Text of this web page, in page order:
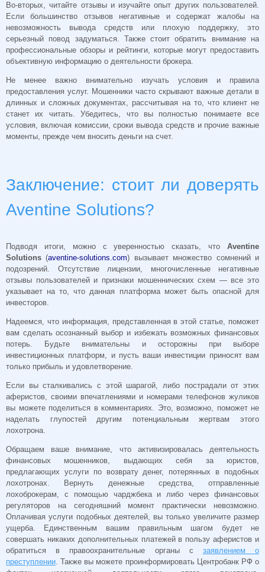
Во-вторых, читайте отзывы и изучайте опыт других пользователей.
Если большинство отзывов негативные и содержат жалобы на
невозможность вывода средств или плохую поддержку, это
серьезный повод задуматься. Также стоит обратить внимание на
профессиональные обзоры и рейтинги, которые могут предоставить
объективную информацию о деятельности брокера.
Не менее важно внимательно изучать условия и правила
предоставления услуг. Мошенники часто скрывают важные детали в
длинных и сложных документах, рассчитывая на то, что клиент не
станет их читать. Убедитесь, что вы полностью понимаете все
условия, включая комиссии, сроки вывода средств и прочие важные
моменты, прежде чем вносить деньги на счет.
Заключение: стоит ли доверять
Aventine Solutions?
Подводя итоги, можно с уверенностью сказать, что Aventine
Solutions (aventine-solutions.com) вызывает множество сомнений и
подозрений. Отсутствие лицензии, многочисленные негативные
отзывы пользователей и признаки мошеннических схем — все это
указывает на то, что данная платформа может быть опасной для
инвесторов.
Надеемся, что информация, представленная в этой статье, поможет
вам сделать осознанный выбор и избежать возможных финансовых
потерь. Будьте внимательны и осторожны при выборе
инвестиционных платформ, и пусть ваши инвестиции приносят вам
только прибыль и удовлетворение.
Если вы сталкивались с этой шарагой, либо пострадали от этих
аферистов, своими впечатлениями и номерами телефонов жуликов
вы можете поделиться в комментариях. Это, возможно, поможет не
наделать глупостей другим потенциальным жертвам этого
лохотрона.
Обращаем ваше внимание, что активизировалась деятельность
финансовых мошенников, выдающих себя за юристов,
предлагающих услуги по возврату денег, потерянных в подобных
лохотронах. Вернуть денежные средства, отправленные
лохоброкерам, с помощью чарджбека и либо через финансовых
регуляторов на сегодняшний момент практически невозможно.
Оплачивая услуги подобных деятелей, вы только увеличите размер
ущерба. Единственным вашим правильным шагом будет не
совершать никаких дополнительных платежей в пользу аферистов и
обратиться в правоохранительные органы с заявлением о
преступлении . Также вы можете проинформировать Центробанк РФ о